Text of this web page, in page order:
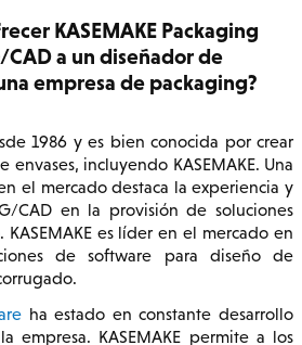
KASEMAKE Packaging
CAD a un diseñador de
empresa de packaging?
1986 y es bien conocida por crear
envases, incluyendo KASEMAKE. Una
el mercado destaca la experiencia y
CAD en la provisión de soluciones
es líder en el mercado en
de software para diseño de
ha estado en constante desarrollo
empresa. KASEMAKE permite a los